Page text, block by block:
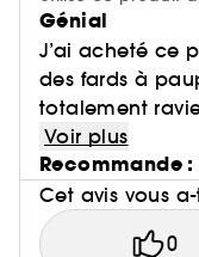
Génial
J’ai acheté ce
des fards à
totalement
Voir plus
Recommande :
Cet avis vous
0